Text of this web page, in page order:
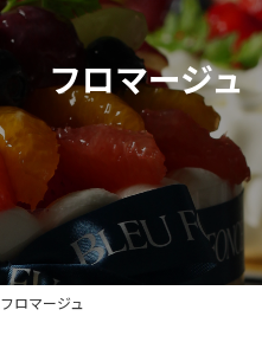
フロマージュ
フロマージュ